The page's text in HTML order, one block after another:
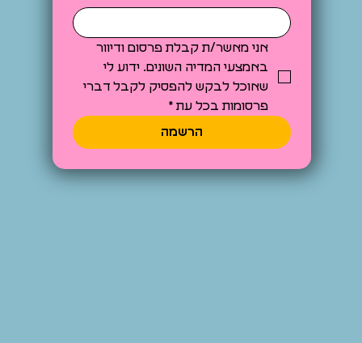
אני מאשר/ת קבלת פרסום ודיוור
באמצעי המדיה השונים. ידוע לי
שאוכל לבקש להפסיק לקבל דברי
פרסומות בכל עת *
הרשמה